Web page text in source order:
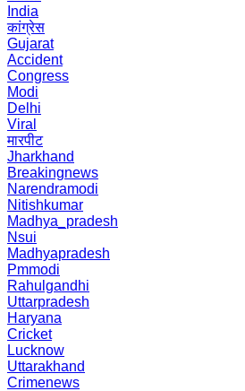
India
कांग्रेस
Gujarat
Accident
Congress
Modi
Delhi
Viral
मारपीट
Jharkhand
Breakingnews
Narendramodi
Nitishkumar
Madhya_pradesh
Nsui
Madhyapradesh
Pmmodi
Rahulgandhi
Uttarpradesh
Haryana
Cricket
Lucknow
Uttarakhand
Crimenews